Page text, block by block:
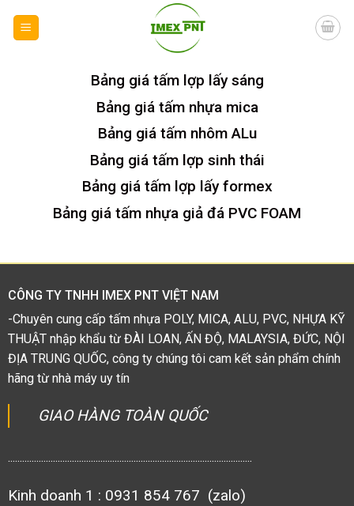
Bảng giá tấm lợp lấy sáng
Bảng giá tấm nhựa mica
Bảng giá tấm nhôm ALu
Bảng giá tấm lợp sinh thái
Bảng giá tấm lợp lấy formex
Bảng giá tấm nhựa giả đá PVC FOAM
CÔNG TY TNHH IMEX PNT VIỆT NAM
-Chuyên cung cấp tấm nhựa POLY, MICA, ALU, PVC, NHỰA KỸ
THUẬT nhập khẩu từ ĐÀI LOAN, ẤN ĐỘ, MALAYSIA, ĐỨC, NỘI
ĐỊA TRUNG QUỐC, công ty chúng tôi cam kết sản phẩm chính
hãng từ nhà máy uy tín
GIAO HÀNG TOÀN QUỐC
.......................................................................................................
Kinh doanh 1 : 0931 854 767 (zalo)